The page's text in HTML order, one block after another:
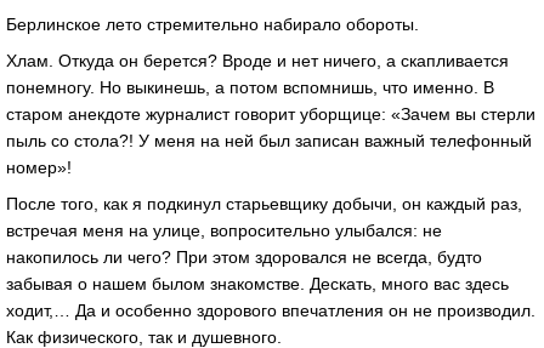
Берлинское лето стремительно набирало обороты.
Хлам. Откуда он берется? Вроде и нет ничего, а скапливается
понемногу. Но выкинешь, а потом вспомнишь, что именно. В
старом анекдоте журналист говорит уборщице: «Зачем вы стерли
пыль со стола?! У меня на ней был записан важный телефонный
номер»!
После того, как я подкинул старьевщику добычи, он каждый раз,
встречая меня на улице, вопросительно улыбался: не
накопилось ли чего? При этом здоровался не всегда, будто
забывая о нашем былом знакомстве. Дескать, много вас здесь
ходит,… Да и особенно здорового впечатления он не производил.
Как физического, так и душевного.